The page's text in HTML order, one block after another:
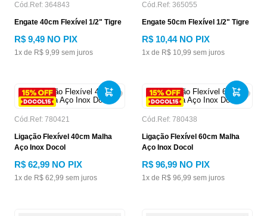
Cód.Ref: 364843
Engate 40cm Flexível 1/2" Tigre
R$ 9,49 NO PIX
1x de R$ 9,99 sem juros
Cód.Ref: 365055
Engate 50cm Flexível 1/2" Tigre
R$ 10,44NO PIX
1x de R$ 10,99 sem juros
Cód.Ref: 780421
Ligação Flexível 40cm Malha
Aço Inox Docol
R$ 62,99 NO PIX
1x de R$ 62,99 sem juros
Cód.Ref: 780438
Ligação Flexível 60cm Malha
Aço Inox Docol
R$ 96,99 NO PIX
1x de R$ 96,99 sem juros